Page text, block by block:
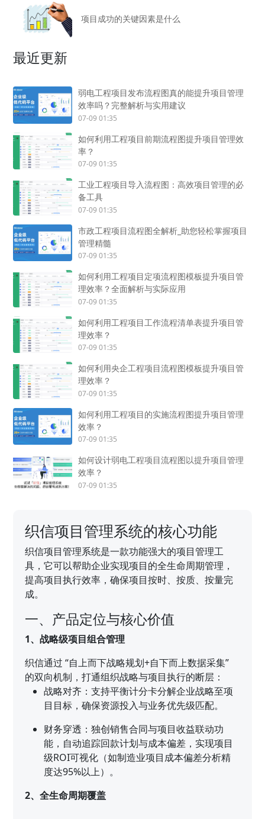
项目成功的关键因素是什么
最近更新
弱电工程项目发布流程图真的能提升项目管理
效率吗？完整解析与实用建议
07-09 01:35
如何利用工程项目前期流程图提升项目管理效
率？
07-09 01:35
工业工程项目导入流程图：高效项目管理的必
备工具
07-09 01:35
市政工程项目流程图全解析_助您轻松掌握项目
管理精髓
07-09 01:35
如何利用工程项目定项流程图模板提升项目管
理效率？全面解析与实际应用
07-09 01:35
如何利用工程项目工作流程清单表提升项目管
理效率？
07-09 01:35
如何利用央企工程项目流程图模板提升项目管
理效率？
07-09 01:35
如何利用工程项目的实施流程图提升项目管理
效率？
07-09 01:35
如何设计弱电工程项目流程图以提升项目管理
效率？
07-09 01:35
织信项目管理系统的核心功能
织信项目管理系统是一款功能强大的项目管理工
具，它可以帮助企业实现项目的全生命周期管理，
提高项目执行效率，确保项目按时、按质、按量完
成。
一、产品定位与核心价值
1、战略级项目组合管理
织信通过 “自上而下战略规划+自下而上数据采集”
的双向机制，打通组织战略与项目执行的断层：
战略对齐：支持平衡计分卡分解企业战略至项
目目标，确保资源投入与业务优先级匹配。
财务穿透：独创销售合同与项目收益联动功
能，自动追踪回款计划与成本偏差，实现项目
级ROI可视化（如制造业项目成本偏差分析精
度达95%以上）。
2、全生命周期覆盖